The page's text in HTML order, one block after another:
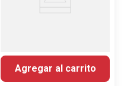
Agregar al carrito